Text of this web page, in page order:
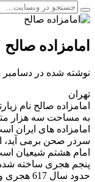
امامزاده صالح
نوشته شده در دسامبر 18, 2019
تهران
امامزاده صالح نام
به مساحت سه هزار
امامزاده های ایران
سردر صحن برمی آید،
امام هشتم شیعیان
پنجم هجری ساخته
حدود سال 617 هجری ویران شد